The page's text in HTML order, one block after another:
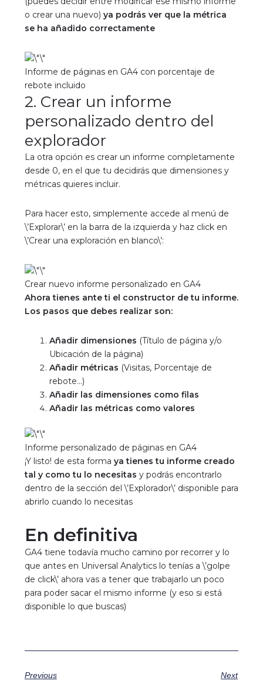
o crear una nuevo) ya podrás ver que la métrica
se ha añadido correctamente
Informe de páginas en GA4 con porcentaje de
rebote incluido
2. Crear un informe
personalizado dentro del
explorador
La otra opción es crear un informe completamente
desde 0, en el que tu decidirás que dimensiones y
métricas quieres incluir.
Para hacer esto, simplemente accede al menú de
\’Explorar\’ en la barra de la izquierda y haz click en
\’Crear una exploración en blanco\’:
Crear nuevo informe personalizado en GA4
Ahora tienes ante ti el constructor de tu informe.
Los pasos que debes realizar son:
Añadir dimensiones (Título de página y/o
Ubicación de la página)
Añadir métricas (Visitas, Porcentaje de
rebote…)
Añadir las dimensiones como filas
Añadir las métricas como valores
Informe personalizado de páginas en GA4
¡Y listo! de esta forma ya tienes tu informe creado
tal y como tu lo necesitas y podrás encontrarlo
dentro de la sección del \’Explorador\’ disponible para
abrirlo cuando lo necesitas
En definitiva
GA4 tiene todavía mucho camino por recorrer y lo
que antes en Universal Analytics lo tenías a \’golpe
de click\’ ahora vas a tener que trabajarlo un poco
para poder sacar el mismo informe (y eso si está
disponible lo que buscas)
Previous Next